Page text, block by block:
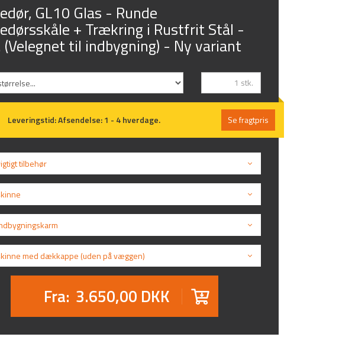
GL10 Glas - Runde
+ Trækring i Rustfrit Stål -
(Velegnet til indbygning) - Ny variant
Leveringstid:Afsendelse: 1 - 4 hverdage. Se fragtpris
tilbehør
med dækkappe (uden på væggen)
Fra: 3.650,00 DKK